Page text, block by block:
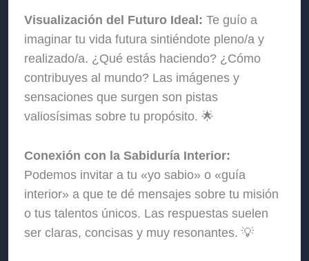
Visualización del Futuro Ideal: Te guío a
imaginar tu vida futura sintiéndote pleno/a y
realizado/a. ¿Qué estás haciendo? ¿Cómo
contribuyes al mundo? Las imágenes y
sensaciones que surgen son pistas
valiosísimas sobre tu propósito. 🌟
Conexión con la Sabiduría Interior:
Podemos invitar a tu «yo sabio» o «guía
interior» a que te dé mensajes sobre tu misión
o tus talentos únicos. Las respuestas suelen
ser claras, concisas y muy resonantes. 💡